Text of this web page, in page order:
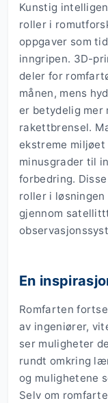
Kunstig
roller i
oppgaver som
inngripen. 3D-
deler for
månen, mens
er betydelig mer
rakettbrensel.
ekstreme
minusgrader til
forbedring.
roller i
gjennom
En
Romfarten
av ingeniører,
ser muligheter
rundt omkring
og mulighetene
Selv om